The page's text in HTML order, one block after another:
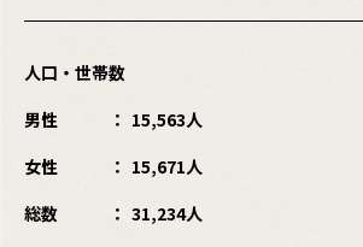
人口・世帯数
男性
15,563人
女性
15,671人
総数
31,234人